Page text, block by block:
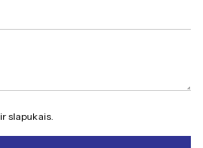
ir slapukais.